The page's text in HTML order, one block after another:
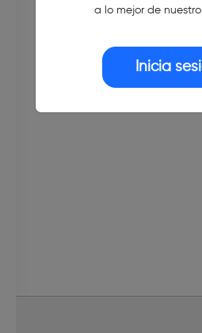
a lo mejor de
Inicia